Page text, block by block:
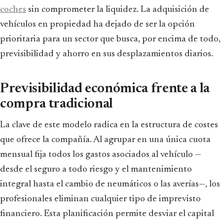
coches sin comprometer la liquidez. La adquisición de
vehículos en propiedad ha dejado de ser la opción
prioritaria para un sector que busca, por encima de todo,
previsibilidad y ahorro en sus desplazamientos diarios.
Previsibilidad económica frente a la
compra tradicional
La clave de este modelo radica en la estructura de costes
que ofrece la compañía. Al agrupar en una única cuota
mensual fija todos los gastos asociados al vehículo —
desde el seguro a todo riesgo y el mantenimiento
integral hasta el cambio de neumáticos o las averías—, los
profesionales eliminan cualquier tipo de imprevisto
financiero. Esta planificación permite desviar el capital